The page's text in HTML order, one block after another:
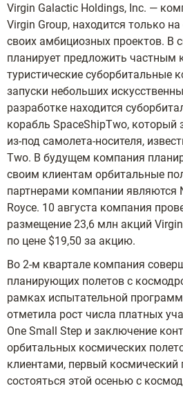
Virgin Galactic Holdings, Inc. —
Virgin Group, находится только
своих амбициозных проектов. В
планирует предложить частным
туристические суборбитальные
запуски небольших
разработке находится
корабль SpaceShipTwo, который
из-под самолета-носителя,
Two. В будущем компания
своим клиентам орбитальные
партнерами компании являются
Royce. 10 августа компания
размещение 23,6 млн акций
по цене $19,50 за акцию.
Во 2-м квартале компания
планирующих полетов с
рамках испытательной
отметила рост числа платных
One Small Step и заключение
орбитальных космических
клиентами, первый космический
состояться этой осенью с